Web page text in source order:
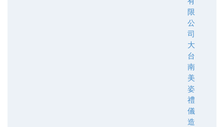
限
公
司
大
台
南
美
姿
禮
儀
造